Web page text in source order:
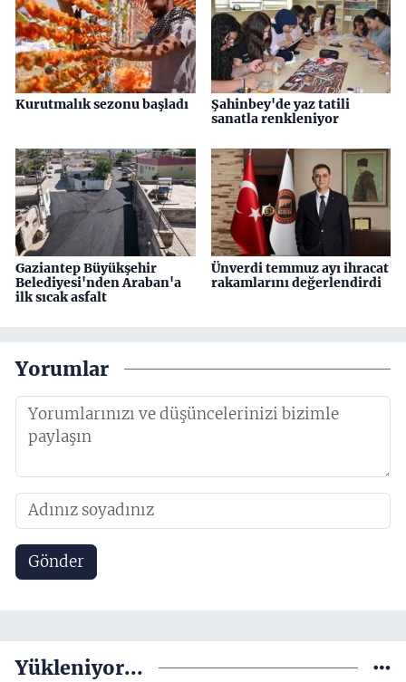
Kurutmalık sezonu başladı
Şahinbey'de yaz tatili
sanatla renkleniyor
Gaziantep Büyükşehir
Belediyesi'nden Araban'a
ilk sıcak asfalt
Ünverdi temmuz ayı ihracat
rakamlarını değerlendirdi
Yorumlar
Gönder
Yükleniyor...